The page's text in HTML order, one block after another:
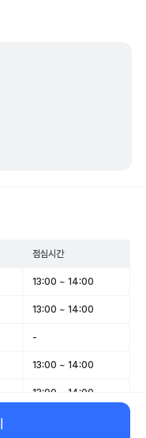
점심시간
13:00 ~ 14:00
13:00 ~ 14:00
-
13:00 ~ 14:00
13:00 ~ 14:00